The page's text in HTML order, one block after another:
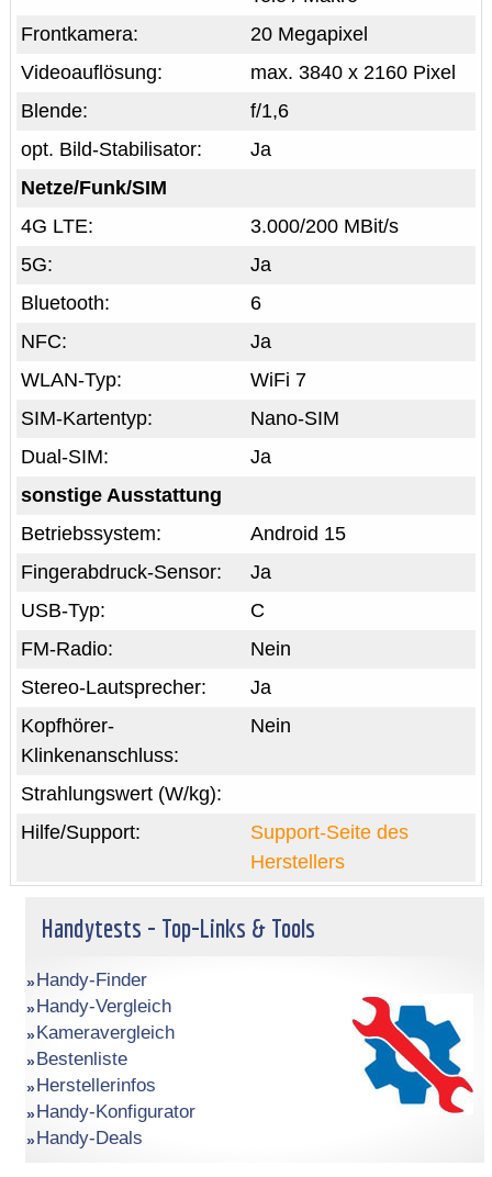
20 Megapixel
Frontkamera:
max. 3840 x 2160 Pixel
Videoauflösung:
f/1,6
Blende:
Ja
opt. Bild-Stabilisator:
Netze/Funk/SIM
3.000/200 MBit/s
4G LTE:
Ja
5G:
6
Bluetooth:
Ja
NFC:
WiFi 7
WLAN-Typ:
Nano-SIM
SIM-Kartentyp:
Ja
Dual-SIM:
sonstige Ausstattung
Android 15
Betriebssystem:
Ja
Fingerabdruck-Sensor:
C
USB-Typ:
Nein
FM-Radio:
Ja
Stereo-Lautsprecher:
Nein
Kopfhörer-
Klinkenanschluss:
Strahlungswert (W/kg):
Support-Seite des
Herstellers
Hilfe/Support:
Handytests - Top-Links & Tools
Handy-Finder
Handy-Vergleich
Kameravergleich
Bestenliste
Herstellerinfos
Handy-Konfigurator
Handy-Deals